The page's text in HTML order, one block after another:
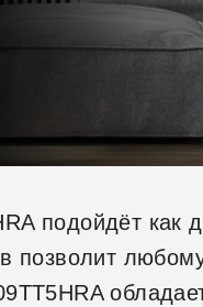
подойдёт
позволит